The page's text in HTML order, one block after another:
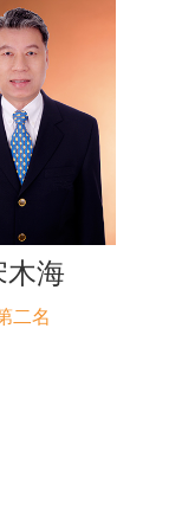
木海
二名